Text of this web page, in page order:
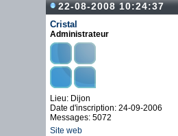
22-08-2008 10:24:37
Cristal
Administrateur
Lieu: Dijon
Date d'inscription: 24-09-2006
Messages: 5072
Site web